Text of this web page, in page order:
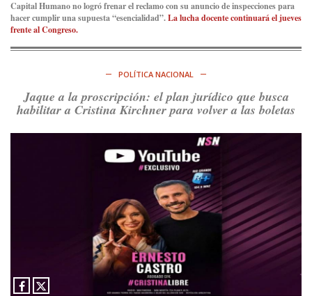
Consenso Patagónico
Consenso Patagónico
@PJCampana2022: Asumimos una nueva etapa en el
Partido Justicialista de Campana, con el orgullo de que el
Ver en X
Capital Humano no logró frenar el reclamo con su anuncio de inspecciones para
hacer cumplir una supuesta “esencialidad”.La lucha docente continuará el jueves
frente al Congreso.
POLÍTICA NACIONAL
Jaque a la proscripción: el plan jurídico que busca
habilitar a Cristina Kirchner para volver a las boletas